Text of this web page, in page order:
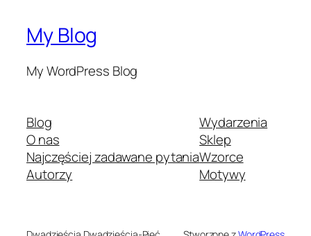
My Blog
My WordPress Blog
Blog
O nas
Najczęściej zadawane pytania
Autorzy
Wydarzenia
Sklep
Wzorce
Motywy